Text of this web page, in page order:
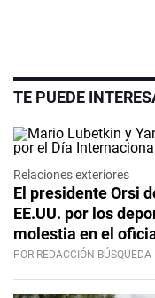
TE PUEDE
Relaciones exteriores
El presidente Orsi
EE.UU. por los
molestia en el
POR REDACCIÓN BÚSQUEDA